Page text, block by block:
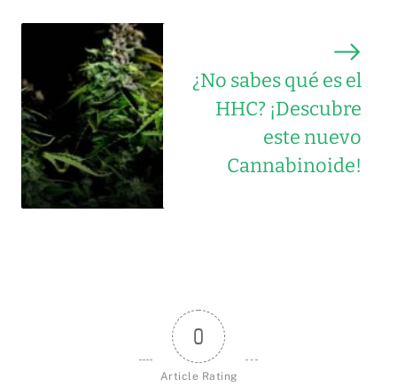
¿No sabes qué es el
HHC? ¡Descubre
este nuevo
Cannabinoide!
0
Article Rating